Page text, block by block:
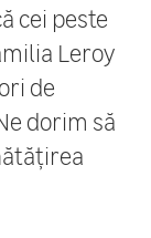
cei peste
Leroy
de
dorim să